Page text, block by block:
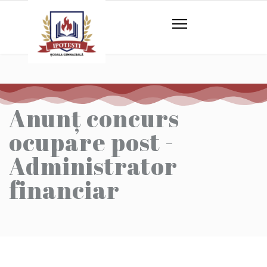
Anunț concurs
ocupare post -
Administrator
financiar